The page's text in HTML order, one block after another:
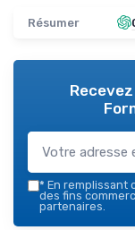
Résumer
* En remplissant
des fins
partenaires.